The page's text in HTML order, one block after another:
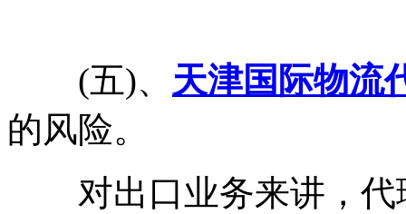
(五)、 天津国际物流
的风险。
对出口业务来讲，代